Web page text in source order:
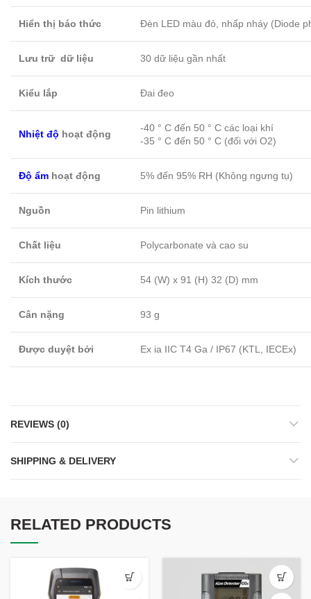
Hiển thị báo thức Đèn LED màu đỏ, nhấp nháy (Diode
Lưu trữ dữ liệu 30 dữ liệu gần nhất
Kiểu lắp Đai đeo
Nhiệt độ hoạt động
-40 ° C đến 50 ° C các loại khí
-35 ° C đến 50 ° C (đối với O2)
Độ ẩm hoạt động 5% đến 95% RH (Không ngưng tụ)
Nguồn Pin lithium
Chất liệu Polycarbonate và cao su
Kích thước 54 (W) x 91 (H) 32 (D) mm
Cân nặng 93 g
Được duyệt bởi Ex ia IIC T4 Ga / IP67 (KTL, IECEx)
REVIEWS (0)
SHIPPING & DELIVERY
RELATED PRODUCTS